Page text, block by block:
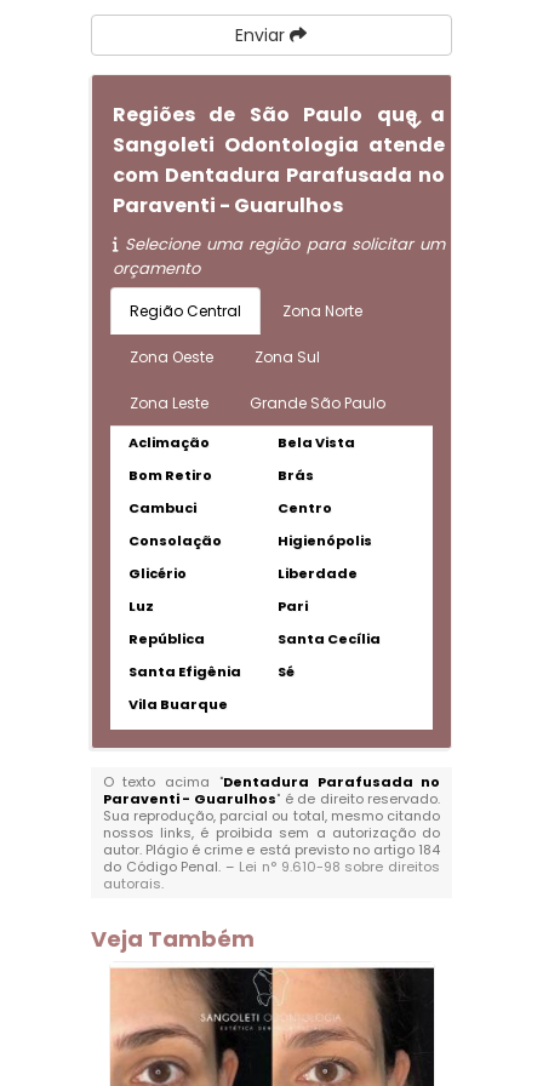
Enviar
Regiões de São Paulo que a
Sangoleti Odontologia atende
com Dentadura Parafusada no
Paraventi - Guarulhos
Selecione uma região para solicitar um
orçamento
Região Central Zona Norte
Zona Oeste Zona Sul
Zona Leste Grande São Paulo
Aclimação
Bela Vista
Bom Retiro
Brás
Cambuci
Centro
Consolação
Higienópolis
Glicério
Liberdade
Luz
Pari
República
Santa Cecília
Santa Efigênia
Sé
Vila Buarque
O texto acima "Dentadura Parafusada no
Paraventi - Guarulhos" é de direito reservado.
Sua reprodução, parcial ou total, mesmo citando
nossos links, é proibida sem a autorização do
autor. Plágio é crime e está previsto no artigo 184
do Código Penal. – Lei n° 9.610-98 sobre direitos
autorais.
Veja Também